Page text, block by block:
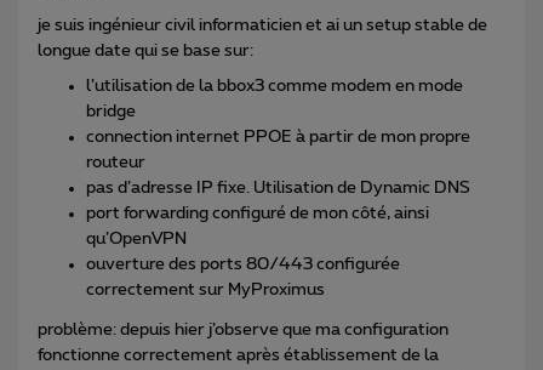
je suis ingénieur civil informaticien et ai un setup stable de
longue date qui se base sur:
l’utilisation de la bbox3 comme modem en mode
bridge
connection internet PPOE à partir de mon propre
routeur
pas d’adresse IP fixe. Utilisation de Dynamic DNS
port forwarding configuré de mon côté, ainsi
qu’OpenVPN
ouverture des ports 80/443 configurée
correctement sur MyProximus
problème: depuis hier j’observe que ma configuration
fonctionne correctement après établissement de la